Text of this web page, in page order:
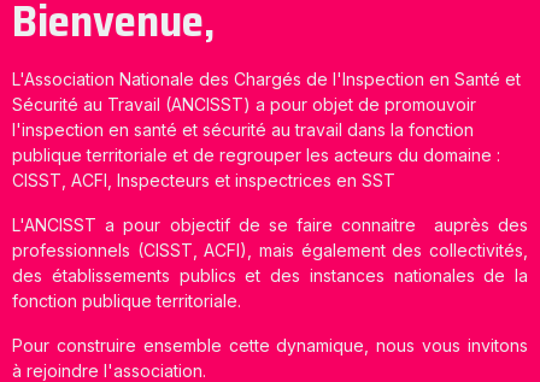
Bienvenue,
L'Association Nationale des Chargés de l'Inspection en Santé et
Sécurité au Travail (ANCISST) a pour objet de promouvoir
l'inspection en santé et sécurité au travail dans la fonction
publique territoriale et de regrouper les acteurs du domaine :
CISST, ACFI, Inspecteurs et inspectrices en SST
L'ANCISST a pour objectif de se faire connaitre auprès des
professionnels (CISST, ACFI), mais également des collectivités,
des établissements publics et des instances nationales de la
fonction publique territoriale.
Pour construire ensemble cette dynamique, nous vous invitons
à rejoindre l'association.